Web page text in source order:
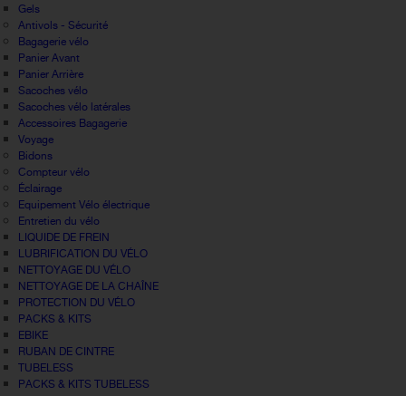
Gels
Antivols - Sécurité
Bagagerie vélo
Panier Avant
Panier Arrière
Sacoches vélo
Sacoches vélo latérales
Accessoires Bagagerie
Voyage
Bidons
Compteur vélo
Éclairage
Equipement Vélo électrique
Entretien du vélo
LIQUIDE DE FREIN
LUBRIFICATION DU VÉLO
NETTOYAGE DU VÉLO
NETTOYAGE DE LA CHAÎNE
PROTECTION DU VÉLO
PACKS & KITS
EBIKE
RUBAN DE CINTRE
TUBELESS
PACKS & KITS TUBELESS